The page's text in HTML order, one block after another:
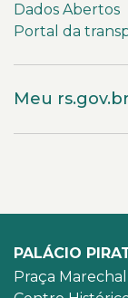
Dados Abertos
Portal da
Meu rs.gov.br
PALÁCIO
Praça